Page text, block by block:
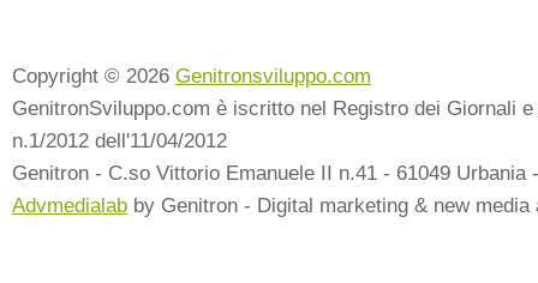
Copyright © 2026 Genitronsviluppo.com
GenitronSviluppo.com è iscritto nel Registro dei Giornali
n.1/2012 dell'11/04/2012
Genitron - C.so Vittorio Emanuele II n.41 - 61049 Urbania
Advmedialab by Genitron - Digital marketing & new media